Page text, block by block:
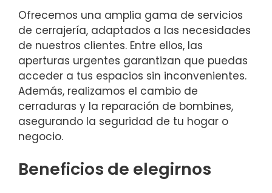
Ofrecemos una amplia gama de servicios
de cerrajería, adaptados a las necesidades
de nuestros clientes. Entre ellos, las
aperturas urgentes garantizan que puedas
acceder a tus espacios sin inconvenientes.
Además, realizamos el cambio de
cerraduras y la reparación de bombines,
asegurando la seguridad de tu hogar o
negocio.
Beneficios de elegirnos